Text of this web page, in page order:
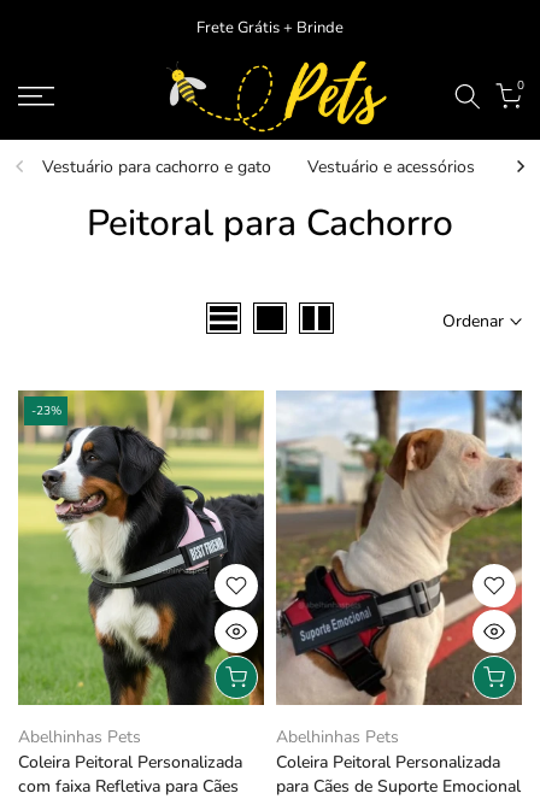
conteudo
Frete Grátis + Brinde
0
Vestuário para cachorro e gato Vestuário e acessórios
Peitoral para Cachorro
Ordenar
-23%
Abelhinhas Pets
Coleira Peitoral Personalizada
com faixa Refletiva para Cães
Abelhinhas Pets
Coleira Peitoral Personalizada
para Cães de Suporte Emocional